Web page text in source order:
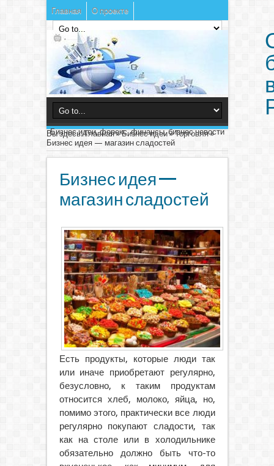
Главная О проекте
Бизнес идеи, форекс, финансы, бизнес новости
Вы здесь:Главная»Бизнес идеи»Торговля»
Бизнес идея — магазин сладостей
Бизнес идея —
магазин сладостей
Есть продукты, которые люди так
или иначе приобретают регулярно,
безусловно, к таким продуктам
относится хлеб, молоко, яйца, но,
помимо этого, практически все люди
регулярно покупают сладости, так
как на столе или в холодильнике
обязательно должно быть что-то